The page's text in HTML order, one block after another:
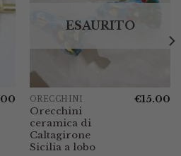
ESAURITO
ORECCHINI
Orecchini
ceramica di
Caltagirone
Sicilia a lobo
€15.00